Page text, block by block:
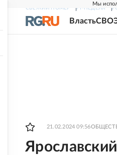
Мы
СВЕЖИЙ НОМЕР РГ-НЕДЕЛЯ
ВластьСВО
21.02.2024 09:56